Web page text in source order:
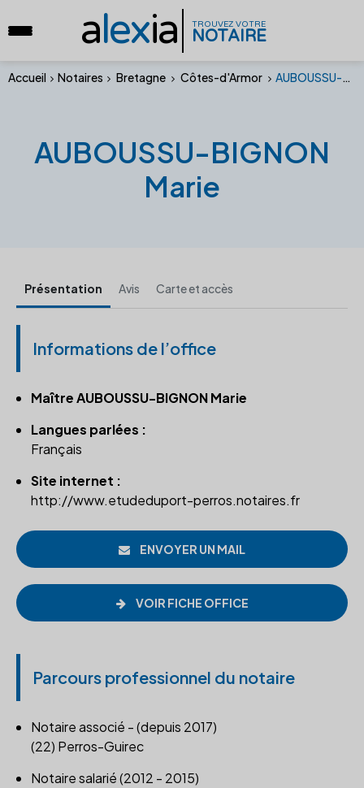
alexia TROUVEZ VOTRE
NOTAIRE
Accueil Notaires Bretagne Côtes-d'Armor AUBOUSSU-BIGNON Marie
AUBOUSSU-BIGNON
Marie
Présentation Avis Carte et accès
Informations de l’office
Maître AUBOUSSU-BIGNON Marie
Langues parlées :
Français
Site internet :
http://www.etudeduport-perros.notaires.fr
ENVOYER UN MAIL
VOIR FICHE OFFICE
Parcours professionnel du notaire
Notaire associé - (depuis 2017)
(22) Perros-Guirec
Notaire salarié (2012 - 2015)